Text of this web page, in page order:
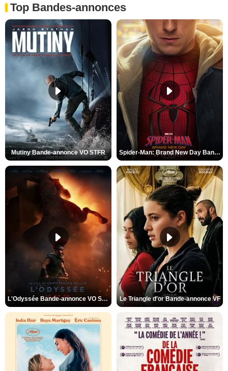
Top Bandes-annonces
Mutiny Bande-annonce VO STFR Spider-Man: Brand New Day Bande-annonce VO STFR
L'Odyssée Bande-annonce VO STFR Le Triangle d'or Bande-annonce VF